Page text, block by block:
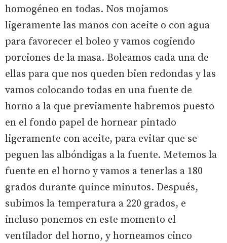
homogéneo en todas. Nos mojamos
ligeramente las manos con aceite o con agua
para favorecer el boleo y vamos cogiendo
porciones de la masa. Boleamos cada una de
ellas para que nos queden bien redondas y las
vamos colocando todas en una fuente de
horno a la que previamente habremos puesto
en el fondo papel de hornear pintado
ligeramente con aceite, para evitar que se
peguen las albóndigas a la fuente. Metemos la
fuente en el horno y vamos a tenerlas a 180
grados durante quince minutos. Después,
subimos la temperatura a 220 grados, e
incluso ponemos en este momento el
ventilador del horno, y horneamos cinco